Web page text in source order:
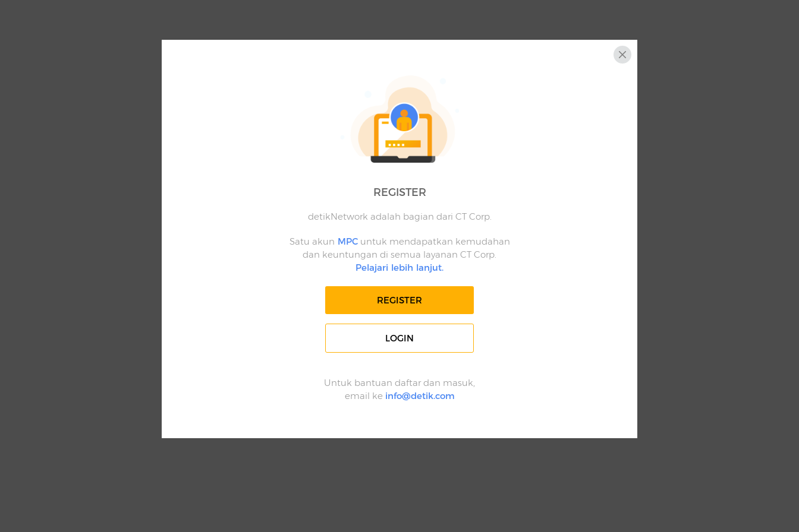
REGISTER
detikNetwork adalah bagian dari CT Corp.
Satu akun MPCuntuk mendapatkan kemudahan
dan keuntungan di semua layanan CT Corp.
Pelajari lebih lanjut.
REGISTER
LOGIN
Untuk bantuan daftar dan masuk,
email ke info@detik.com